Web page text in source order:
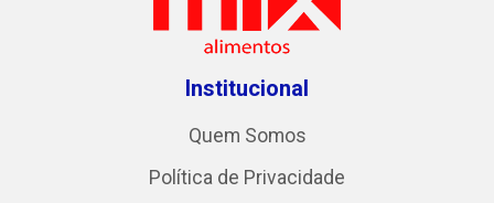
Institucional
Quem Somos
Política de Privacidade